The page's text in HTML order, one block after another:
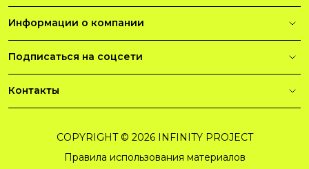
Информации о компании
Подписаться на соцсети
Контакты
COPYRIGHT © 2026 INFINITY PROJECT
Правила использования материалов